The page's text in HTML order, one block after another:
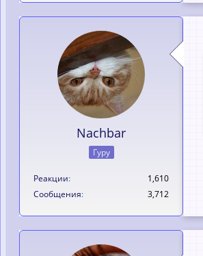
Nachbar
Гуру
Реакции
1,610
Сообщения
3,712